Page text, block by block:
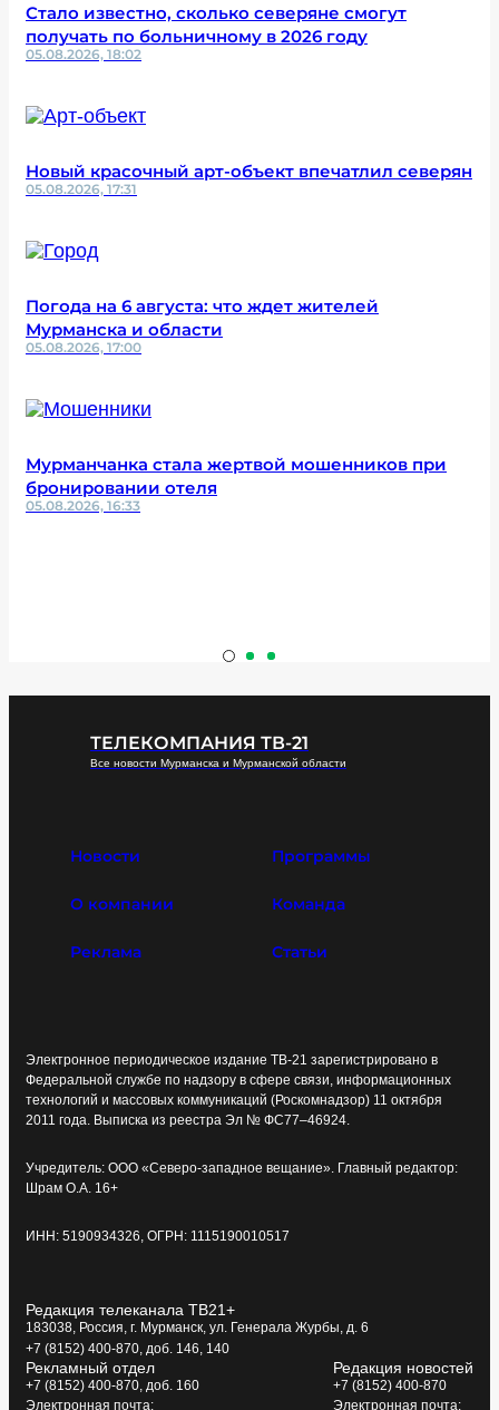
Стало известно, сколько северяне смогут
получать по больничному в 2026 году
05.08.2026, 18:02
Новый красочный арт-объект впечатлил северян
05.08.2026, 17:31
Погода на 6 августа: что ждет жителей
Мурманска и области
05.08.2026, 17:00
Мурманчанка стала жертвой мошенников при
бронировании отеля
05.08.2026, 16:33
ТЕЛЕКОМПАНИЯ ТВ-21
Все новости Мурманска и Мурманской области
Новости Программы
О компании Команда
Реклама Статьи
Электронное периодическое издание ТВ-21 зарегистрировано в
Федеральной службе по надзору в сфере связи, информационных
технологий и массовых коммуникаций (Роскомнадзор) 11 октября
2011 года. Выписка из реестра Эл № ФС77–46924.
Учредитель: ООО «Северо-западное вещание». Главный редактор:
Шрам О.А. 16+
ИНН: 5190934326, ОГРН: 1115190010517
Редакция телеканала ТВ21+
183038, Россия, г. Мурманск, ул. Генерала Журбы, д. 6
+7 (8152) 400-870, доб. 146, 140
Рекламный отдел
+7 (8152) 400-870, доб. 160
Электронная почта:
Редакция новостей
+7 (8152) 400-870
Электронная почта: